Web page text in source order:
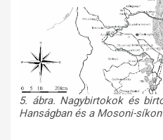
5. ábra. Nagybirtokok és
Hanságban és a Mosoni-